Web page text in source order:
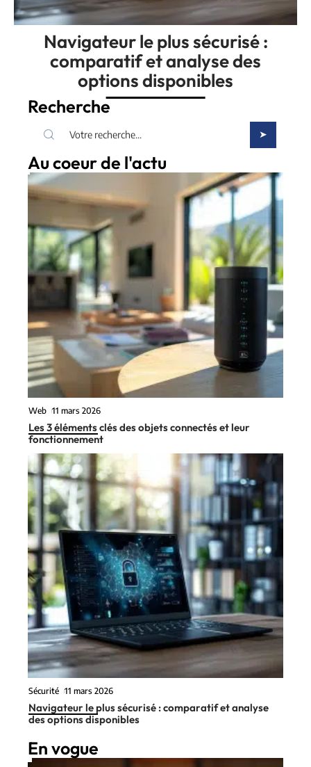
Navigateur le plus sécurisé :
comparatif et analyse des
options disponibles
Recherche
Au coeur de l'actu
Web 11 mars 2026
Les 3 éléments clés des objets connectés et leur
fonctionnement
Sécurité 11 mars 2026
Navigateur le plus sécurisé : comparatif et analyse
des options disponibles
En vogue